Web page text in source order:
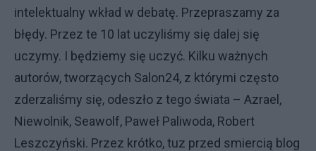
intelektualny wkład w debatę. Przepraszamy za
błędy. Przez te 10 lat uczyliśmy się dalej się
uczymy. I będziemy się uczyć. Kilku ważnych
autorów, tworzących Salon24, z którymi często
zderzaliśmy się, odeszło z tego świata – Azrael,
Niewolnik, Seawolf, Paweł Paliwoda, Robert
Leszczyński. Przez krótko, tuz przed smiercią blog